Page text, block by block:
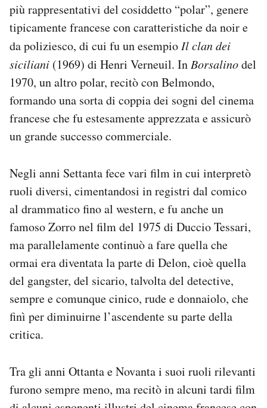
più rappresentativi del cosiddetto “polar”, genere
tipicamente francese con caratteristiche da noir e
da poliziesco, di cui fu un esempio Il clan dei
siciliani (1969) di Henri Verneuil. In Borsalinodel
1970, un altro polar, recitò con Belmondo,
formando una sorta di coppia dei sogni del cinema
francese che fu estesamente apprezzata e assicurò
un grande successo commerciale.
Negli anni Settanta fece vari film in cui interpretò
ruoli diversi, cimentandosi in registri dal comico
al drammatico fino al western, e fu anche un
famoso Zorro nel film del 1975 di Duccio Tessari,
ma parallelamente continuò a fare quella che
ormai era diventata la parte di Delon, cioè quella
del gangster, del sicario, talvolta del detective,
sempre e comunque cinico, rude e donnaiolo, che
finì per diminuirne l’ascendente su parte della
critica.
Tra gli anni Ottanta e Novanta i suoi ruoli rilevanti
furono sempre meno, ma recitò in alcuni tardi film